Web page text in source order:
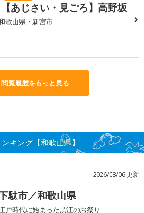
【あじさい・見ごろ】高野坂
歌山県・新宮市
閲覧履歴をもっと見る
キング【和歌山県】
2026/08/06 更新
駄市／和歌山県
戸時代に始まった黒江のお祭り